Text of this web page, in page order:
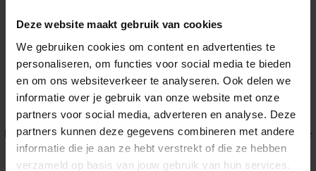
Deze website maakt gebruik van cookies
We gebruiken cookies om content en advertenties te
personaliseren, om functies voor social media te bieden
en om ons websiteverkeer te analyseren. Ook delen we
informatie over je gebruik van onze website met onze
partners voor social media, adverteren en analyse. Deze
partners kunnen deze gegevens combineren met andere
informatie die je aan ze hebt verstrekt of die ze hebben
verzameld op basis van jouw gebruik van hun services.
Application error: a client-side exception has occurred while
loadingwww.voordeeluitjes.nl (see the browser console for more
information).